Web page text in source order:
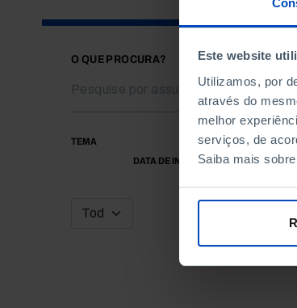
Este website
Utilizamos, por
através do
melhor
serviços, de
Saiba mais
O QUE PROCURA?
TEMA
DATA DE INÍCIO